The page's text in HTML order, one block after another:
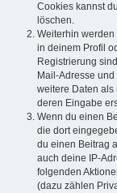
Cookies kannst
löschen.
Weiterhin
in deinem Profil
Registrierung
Mail-Adresse
weitere Daten als
deren Eingabe
Wenn du einen
die dort
du einen Beitrag
auch deine IP-
folgenden
(dazu zählen